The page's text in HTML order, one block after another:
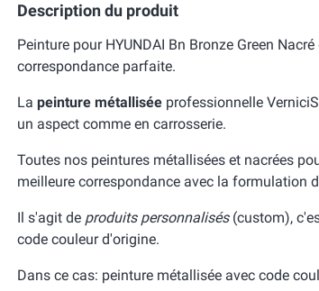
Description du produit
Peinture pour HYUNDAI Bn Bronze Green
correspondance parfaite.
La peinture métallisée professionnelle
un aspect comme en carrosserie.
Toutes nos peintures métallisées et nacrées
meilleure correspondance avec la formulation
Il s'agit de produits personnalisés(custom),
code couleur d'origine.
Dans ce cas: peinture métallisée avec code